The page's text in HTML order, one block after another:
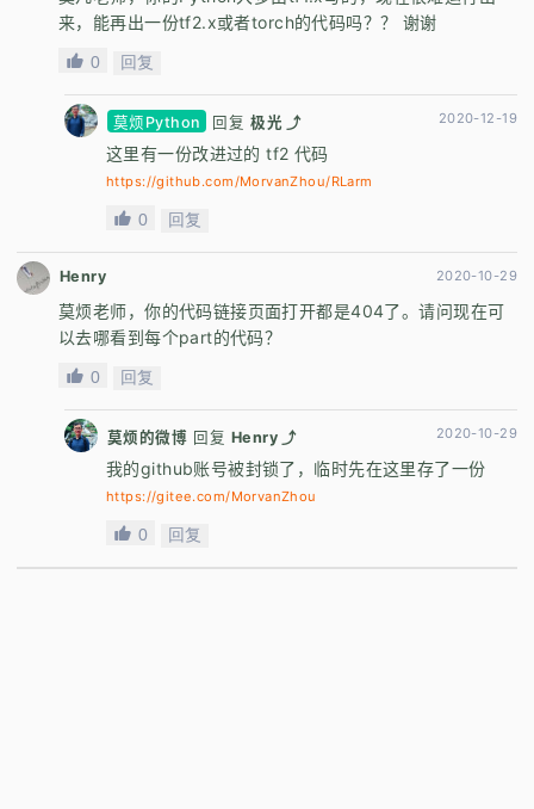
来，能再出一份tf2.x或者torch的代码吗？？ 谢谢
0 回复
莫烦Python 回复 极光 ⤴ 2020-12-19
这里有一份改进过的 tf2 代码
https://github.com/MorvanZhou/RLarm
0 回复
Henry 2020-10-29
莫烦老师，你的代码链接页面打开都是404了。请问现在可
以去哪看到每个part的代码？
0 回复
莫烦的微博 回复 Henry ⤴ 2020-10-29
我的github账号被封锁了，临时先在这里存了一份
https://gitee.com/MorvanZhou
0 回复